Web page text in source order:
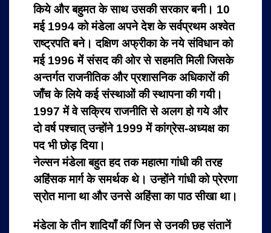
किये और बहुमत के साथ उसकी सरकार बनी। 10
मई 1994 को मंडेला अपने देश के सर्वप्रथम अश्वेत
राष्ट्रपति बने। दक्षिण अफ्रीका के नये संविधान को
मई 1996 में संसद की ओर से सहमति मिली जिसके
अन्तर्गत राजनीतिक और प्रशासनिक अधिकारों की
जाँच के लिये कई संस्थाओं की स्थापना की गयी।
1997 में वे सक्रिय राजनीति से अलग हो गये और
दो वर्ष पश्चात् उन्होंने 1999 में कांग्रेस-अध्यक्ष का
पद भी छोड़ दिया।
नेल्सन मंडेला बहुत हद तक महात्मा गांधी की तरह
अहिंसक मार्ग के समर्थक थे। उन्होंने गांधी को प्रेरणा
स्रोत माना था और उनसे अहिंसा का पाठ सीखा था।
मंडेला के तीन शादियाँ कीं जिन से उनकी छह संतानें